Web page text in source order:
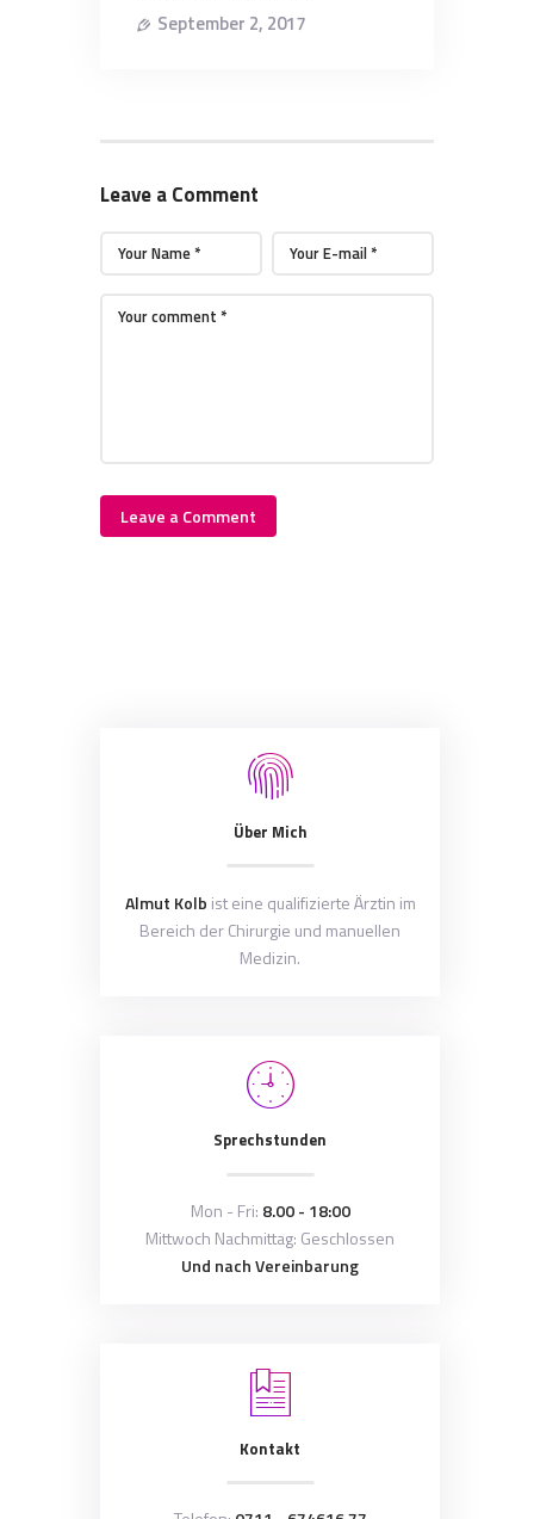
September 2, 2017
Leave a Comment
Über Mich
Almut Kolb ist eine qualifizierte Ärztin im
Bereich der Chirurgie und manuellen
Medizin.
Sprechstunden
Mon - Fri: 8.00 - 18:00
Mittwoch Nachmittag: Geschlossen
Und nach Vereinbarung
Kontakt